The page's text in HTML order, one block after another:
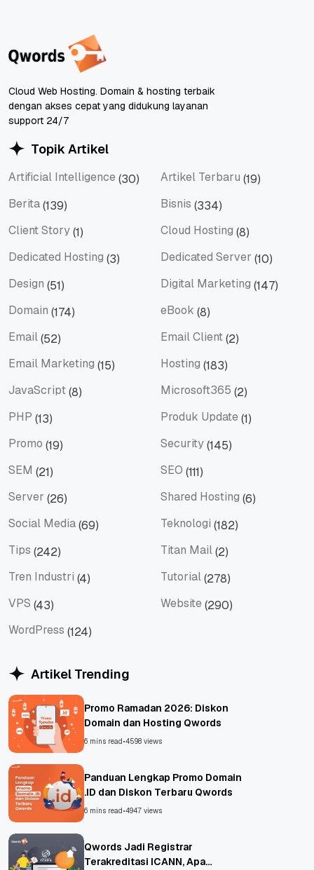
Cloud Web Hosting. Domain & hosting terbaik
dengan akses cepat yang didukung layanan
support 24/7
Topik Artikel
Artificial Intelligence (30) Artikel Terbaru (19)
Berita(139) Bisnis (334)
Client Story(1) Cloud Hosting (8)
Dedicated Hosting (3) Dedicated Server (10)
Design (51) Digital Marketing (147)
Domain (174) eBook (8)
Email(52) Email Client(2)
Email Marketing (15) Hosting (183)
JavaScript(8) Microsoft365 (2)
PHP (13) Produk Update (1)
Promo (19) Security(145)
SEM (21) SEO (111)
Server (26) Shared Hosting (6)
Social Media(69) Teknologi (182)
Tips (242) Titan Mail(2)
Tren Industri (4) Tutorial(278)
VPS (43) Website (290)
WordPress (124)
Artikel Trending
Promo Ramadan 2026: Diskon
Domain dan Hosting Qwords
6 mins read•4598 views
Panduan Lengkap Promo Domain
.ID dan Diskon Terbaru Qwords
6 mins read•4947 views
Qwords Jadi Registrar
Terakreditasi ICANN, Apa